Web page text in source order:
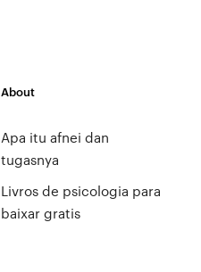
About
Apa itu afnei dan
tugasnya
Livros de psicologia para
baixar gratis